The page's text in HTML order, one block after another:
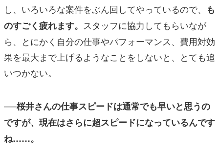
し、いろいろな案件をぶん回してやっているので、
も
のすごく疲れます。 スタッフに協力してもらいなが
ら、とにかく自分の仕事やパフォーマンス、費用対効
果を最大まで上げるようなことをしないと、とても追
いつかない。
──桜井さんの仕事スピードは通常でも早いと思うの
ですが、現在はさらに超スピードになっているんです
ね……。